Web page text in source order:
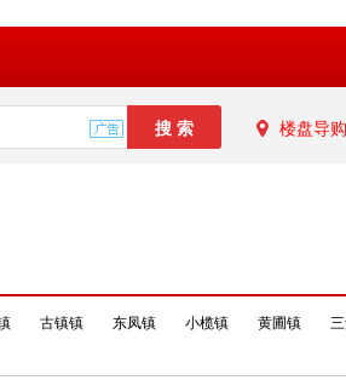
楼盘导购
古镇镇 东凤镇 小榄镇 黄圃镇